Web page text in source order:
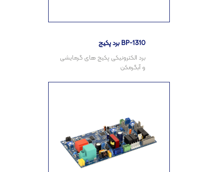
برد پکیج BP-1310
برد الکترونیکی پکیج های گرمایشی